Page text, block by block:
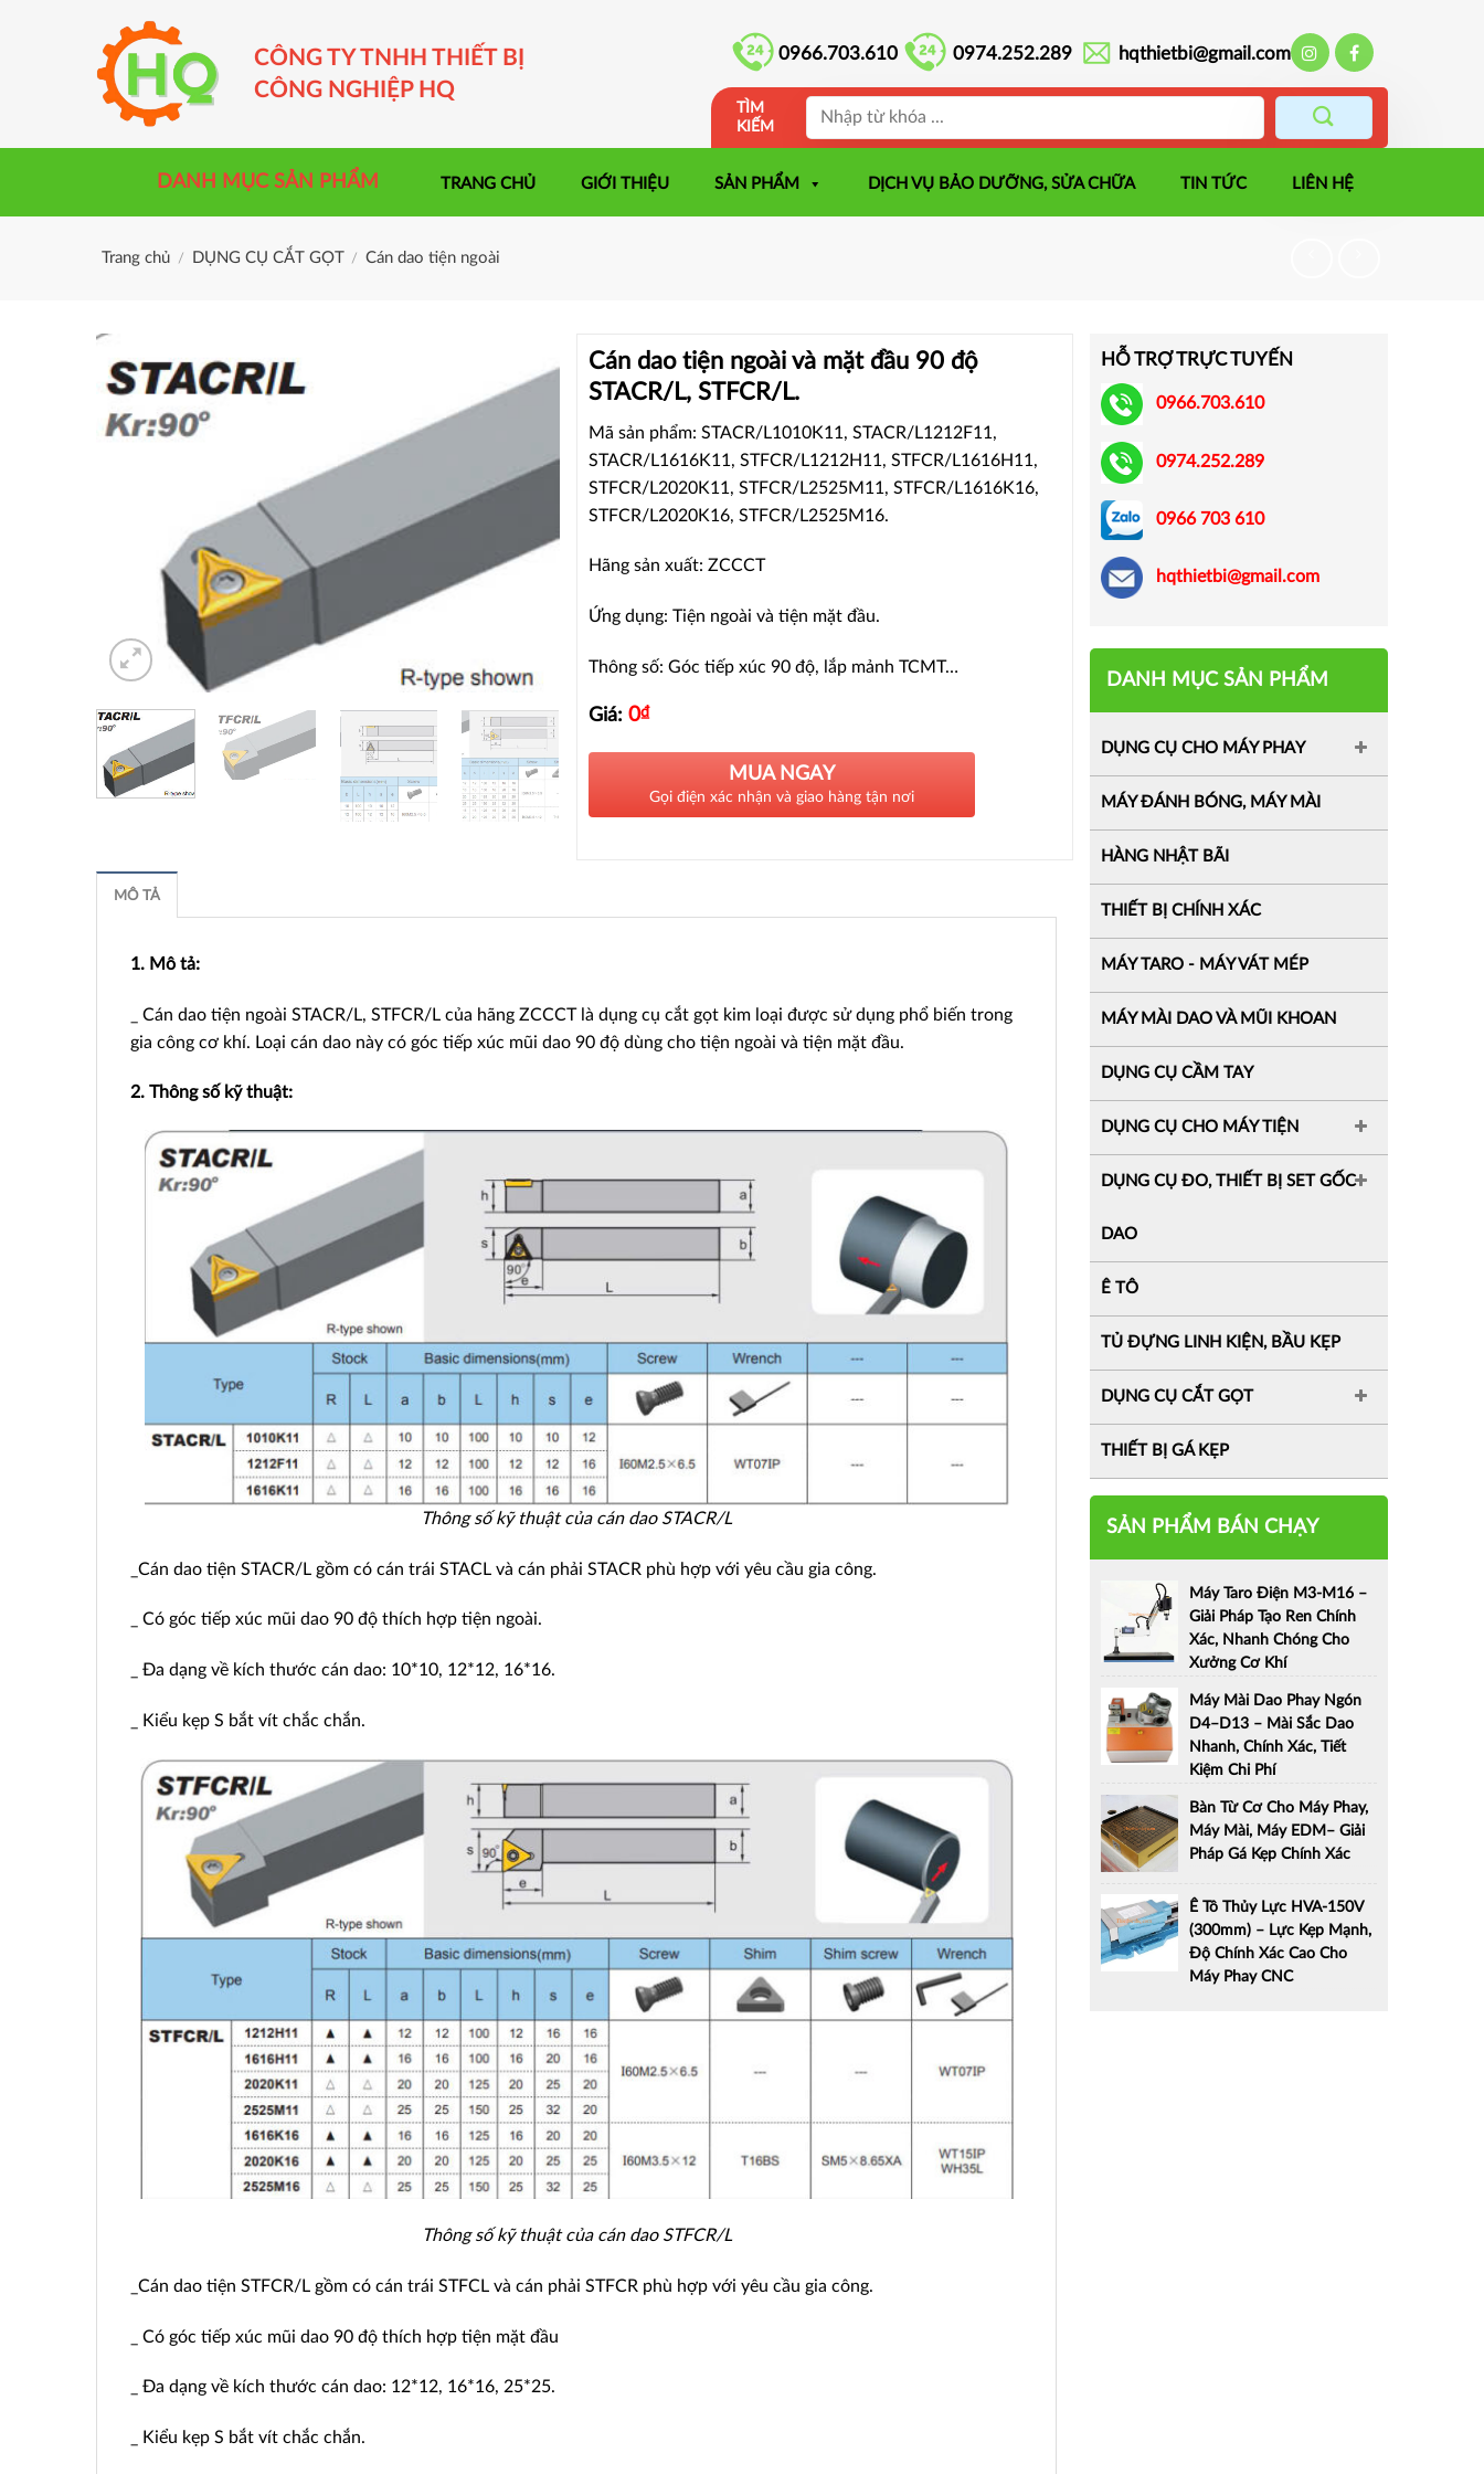
CÔNG TY TNHH THIẾT BỊ
CÔNG NGHIỆP HQ
0966.703.610 0974.252.289 hqthietbi@gmail.com
TÌM
KIẾM
DANH MỤC SẢN PHẨM TRANG CHỦ GIỚI THIỆU SẢN PHẨM DỊCH VỤ BẢO DƯỠNG, SỬA CHỮA TIN TỨC LIÊN HỆ
Trang chủ / DỤNG CỤ CẮT GỌT / Cán dao tiện ngoài
HỖ TRỢ TRỰC TUYẾN
0966.703.610
0974.252.289
0966 703 610
hqthietbi@gmail.com
DANH MỤC SẢN PHẨM
DỤNG CỤ CHO MÁY PHAY
MÁY ĐÁNH BÓNG, MÁY MÀI
HÀNG NHẬT BÃI
THIẾT BỊ CHÍNH XÁC
MÁY TARO - MÁY VÁT MÉP
MÁY MÀI DAO VÀ MŨI KHOAN
DỤNG CỤ CẦM TAY
DỤNG CỤ CHO MÁY TIỆN
DỤNG CỤ ĐO, THIẾT BỊ SET GỐC
DAO
Ê TÔ
TỦ ĐỰNG LINH KIỆN, BẦU KẸP
DỤNG CỤ CẮT GỌT
THIẾT BỊ GÁ KẸP
SẢN PHẨM BÁN CHẠY
Máy Taro Điện M3-M16 –
Giải Pháp Tạo Ren Chính
Xác, Nhanh Chóng Cho
Xưởng Cơ Khí
Máy Mài Dao Phay Ngón
D4–D13 – Mài Sắc Dao
Nhanh, Chính Xác, Tiết
Kiệm Chi Phí
Bàn Từ Cơ Cho Máy Phay,
Máy Mài, Máy EDM– Giải
Pháp Gá Kẹp Chính Xác
Ê Tô Thủy Lực HVA-150V
(300mm) – Lực Kẹp Mạnh,
Độ Chính Xác Cao Cho
Máy Phay CNC
Cán dao tiện ngoài và mặt đầu 90 độ
STACR/L, STFCR/L.
Mã sản phẩm: STACR/L1010K11, STACR/L1212F11,
STACR/L1616K11, STFCR/L1212H11, STFCR/L1616H11,
STFCR/L2020K11, STFCR/L2525M11, STFCR/L1616K16,
STFCR/L2020K16, STFCR/L2525M16.
Hãng sản xuất: ZCCCT
Ứng dụng: Tiện ngoài và tiện mặt đầu.
Thông số: Góc tiếp xúc 90 độ, lắp mảnh TCMT…
Giá: 0₫
MUA NGAY
Gọi điện xác nhận và giao hàng tận nơi
MÔ TẢ
1. Mô tả:
_ Cán dao tiện ngoài STACR/L, STFCR/L của hãng ZCCCT là dụng cụ cắt gọt kim loại được sử dụng phổ biến trong
gia công cơ khí. Loại cán dao này có góc tiếp xúc mũi dao 90 độ dùng cho tiện ngoài và tiện mặt đầu.
2. Thông số kỹ thuật:
Thông số kỹ thuật của cán dao STACR/L
_Cán dao tiện STACR/L gồm có cán trái STACL và cán phải STACR phù hợp với yêu cầu gia công.
_ Có góc tiếp xúc mũi dao 90 độ thích hợp tiện ngoài.
_ Đa dạng về kích thước cán dao: 10*10, 12*12, 16*16.
_ Kiểu kẹp S bắt vít chắc chắn.
Thông số kỹ thuật của cán dao STFCR/L
_Cán dao tiện STFCR/L gồm có cán trái STFCL và cán phải STFCR phù hợp với yêu cầu gia công.
_ Có góc tiếp xúc mũi dao 90 độ thích hợp tiện mặt đầu
_ Đa dạng về kích thước cán dao: 12*12, 16*16, 25*25.
_ Kiểu kẹp S bắt vít chắc chắn.